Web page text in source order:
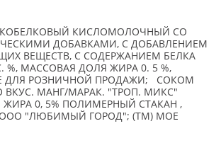
КИСЛОМОЛОЧНЫЙ СО
ДОБАВКАМИ, С ДОБАВЛЕНИЕМ
ВЕЩЕСТВ, С СОДЕРЖАНИЕМ БЕЛКА
%, МАССОВАЯ ДОЛЯ ЖИРА 0. 5 %,
ДЛЯ РОЗНИЧНОЙ ПРОДАЖИ; СОКОМ
ВКУС. МАНГ/МАРАК. "ТРОП. МИКС"
0, 5% ПОЛИМЕРНЫЙ СТАКАН ,
"ЛЮБИМЫЙ ГОРОД"; (TM) МОЕ